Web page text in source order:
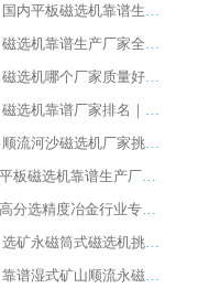
2026 国内平板磁选机靠谱生产厂家推荐排名|行业口碑选购指南，领域强者按需选设备
2026 磁选机靠谱生产厂家全梳理 分场景选型行业头部品牌选购参考攻略
2026 磁选机哪个厂家质量好？十大靠谱磁电企业排名选购指南
2026 磁选机靠谱厂家排名｜华体会手机网页版-华体会(中国) 高性价比磁选机磁电品牌
2026 顺流河沙磁选机厂家挑选攻略 | 业内口碑龙头企业高性价比品牌推荐
2026平板磁选机靠谱生产厂家选购指南 行业口碑良好品牌推荐 磁电领域实力强者
2026高分选精度冶金行业专用磁选机生产厂家,干湿式磁选机源头供应商推荐
2026 选矿永磁筒式磁选机挑选指南 华体会手机网页版-华体会(中国) 推荐品牌行业口碑佳实力突出
2026 靠谱湿式矿山顺流永磁筒式磁选机选购，国内专业生产厂家华体会手机网页版-华体会(中国) 综合实力出众